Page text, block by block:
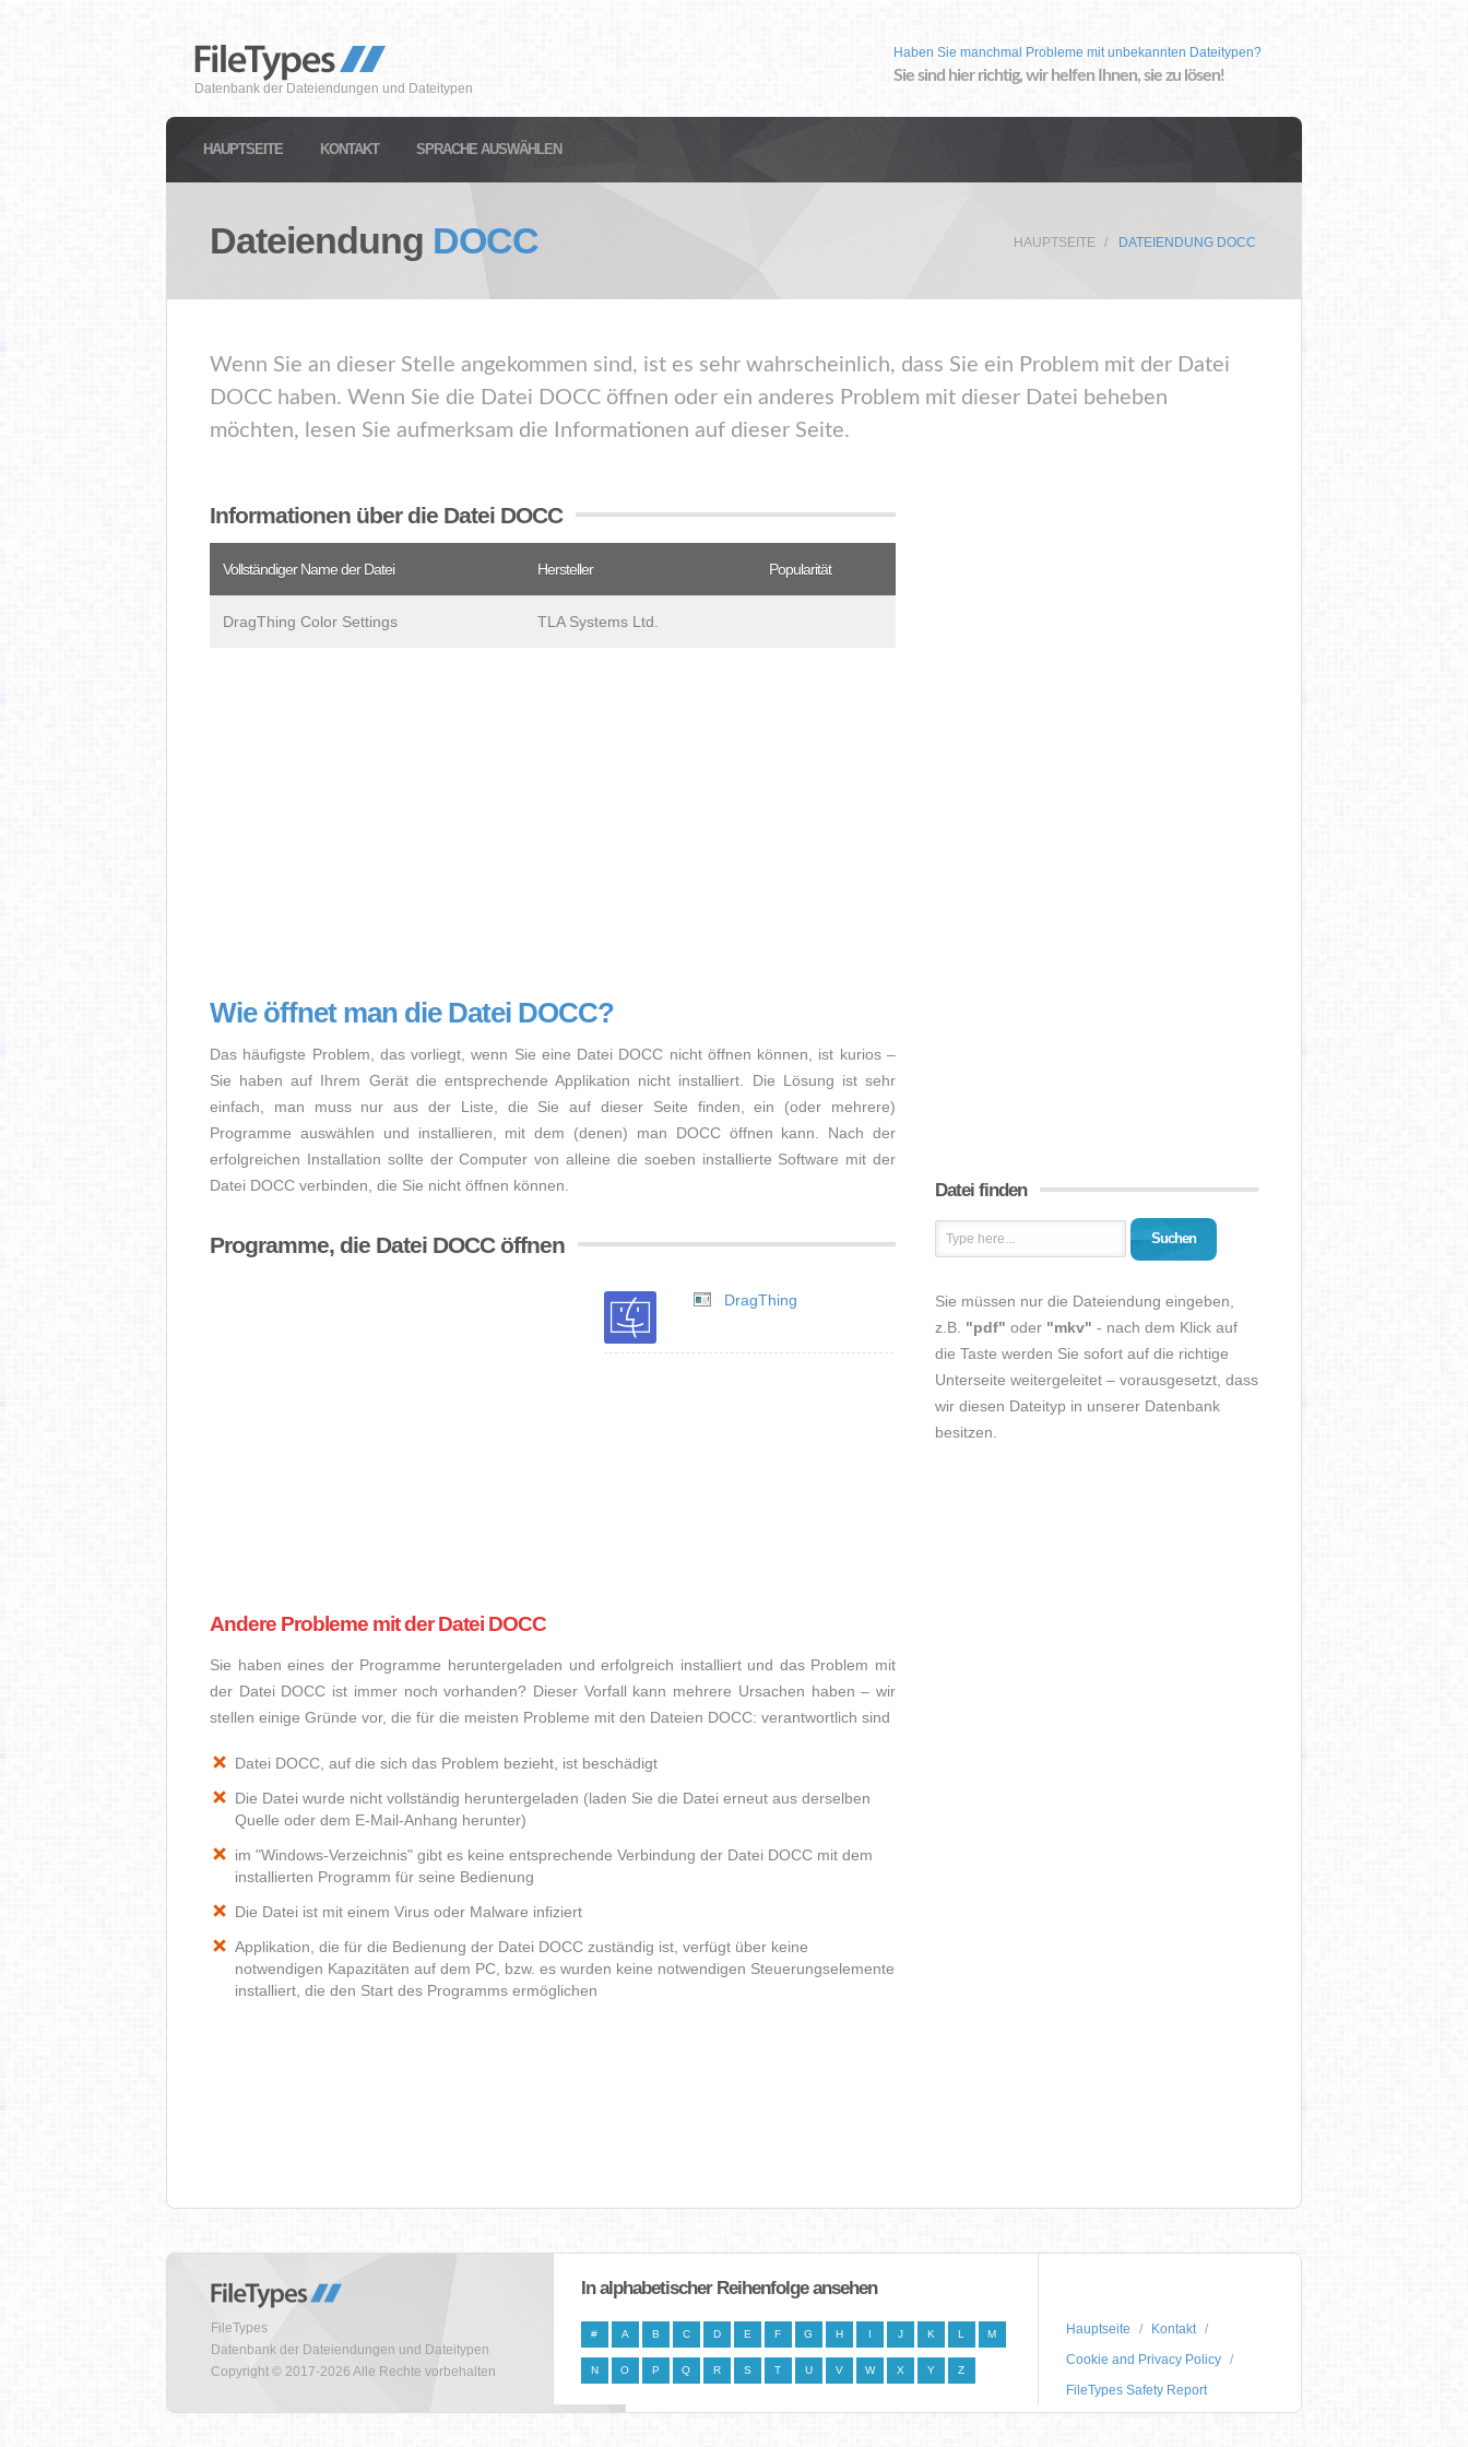
Datenbank der Dateiendungen und Dateitypen
Haben Sie manchmal Probleme mit unbekannten Dateitypen?
Sie sind hier richtig, wir helfen Ihnen, sie zu lösen!
HAUPTSEITE KONTAKT SPRACHE AUSWÄHLEN
Dateiendung DOCC HAUPTSEITE DATEIENDUNG DOCC
Wenn Sie an dieser Stelle angekommen sind, ist es sehr wahrscheinlich, dass Sie ein Problem mit der Datei
DOCC haben. Wenn Sie die Datei DOCC öffnen oder ein anderes Problem mit dieser Datei beheben
möchten, lesen Sie aufmerksam die Informationen auf dieser Seite.
Informationen über die Datei DOCC
Vollständiger Name der Datei Hersteller Popularität
DragThing Color Settings TLA Systems Ltd.
Wie öffnet man die Datei DOCC?
Das häufigste Problem, das vorliegt, wenn Sie eine Datei DOCC nicht öffnen können, ist kurios –
Sie haben auf Ihrem Gerät die entsprechende Applikation nicht installiert. Die Lösung ist sehr
einfach, man muss nur aus der Liste, die Sie auf dieser Seite finden, ein (oder mehrere)
Programme auswählen und installieren, mit dem (denen) man DOCC öffnen kann. Nach der
erfolgreichen Installation sollte der Computer von alleine die soeben installierte Software mit der
Datei DOCC verbinden, die Sie nicht öffnen können.
Programme, die Datei DOCC öffnen
DragThing
Andere Probleme mit der Datei DOCC
Sie haben eines der Programme heruntergeladen und erfolgreich installiert und das Problem mit
der Datei DOCC ist immer noch vorhanden? Dieser Vorfall kann mehrere Ursachen haben – wir
stellen einige Gründe vor, die für die meisten Probleme mit den Dateien DOCC: verantwortlich sind
Datei DOCC, auf die sich das Problem bezieht, ist beschädigt
Die Datei wurde nicht vollständig heruntergeladen (laden Sie die Datei erneut aus derselben
Quelle oder dem E-Mail-Anhang herunter)
im "Windows-Verzeichnis" gibt es keine entsprechende Verbindung der Datei DOCC mit dem
installierten Programm für seine Bedienung
Die Datei ist mit einem Virus oder Malware infiziert
Applikation, die für die Bedienung der Datei DOCC zuständig ist, verfügt über keine
notwendigen Kapazitäten auf dem PC, bzw. es wurden keine notwendigen Steuerungselemente
installiert, die den Start des Programms ermöglichen
Datei finden
Suchen
Sie müssen nur die Dateiendung eingeben,
z.B. "pdf" oder "mkv" - nach dem Klick auf
die Taste werden Sie sofort auf die richtige
Unterseite weitergeleitet – vorausgesetzt, dass
wir diesen Dateityp in unserer Datenbank
besitzen.
FileTypes
Datenbank der Dateiendungen und Dateitypen
Copyright © 2017-2026 Alle Rechte vorbehalten
In alphabetischer Reihenfolge ansehen
# A B C D E F G H I J K L M
N O P Q R S T U V W X Y Z
Hauptseite
Kontakt
Cookie and Privacy Policy
FileTypes Safety Report